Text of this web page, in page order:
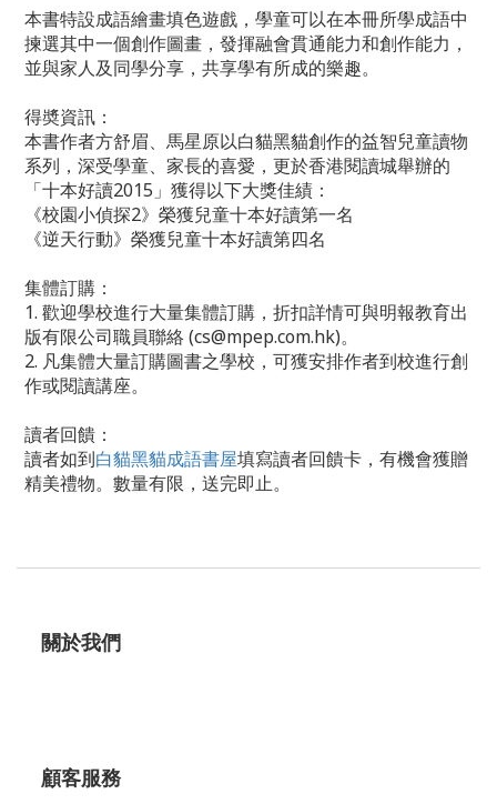
本書特設成語繪畫填色遊戲，學童可以在本冊所學成語中
揀選其中一個創作圖畫，發揮融會貫通能力和創作能力，
並與家人及同學分享，共享學有所成的樂趣。
得奬資訊：
本書作者方舒眉、馬星原以白貓黑貓創作的益智兒童讀物
系列，深受學童、家長的喜愛，更於香港閱讀城舉辦的
「十本好讀2015」獲得以下大獎佳績：
《校園小偵探2》榮獲兒童十本好讀第一名
《逆天行動》榮獲兒童十本好讀第四名
集體訂購：
1. 歡迎學校進行大量集體訂購，折扣詳情可與明報教育出
版有限公司職員聯絡 (cs@mpep.com.hk)。
2. 凡集體大量訂購圖書之學校，可獲安排作者到校進行創
作或閱讀講座。
讀者回饋：
讀者如到白貓黑貓成語書屋填寫讀者回饋卡，有機會獲贈
精美禮物。數量有限，送完即止。
關於我們
顧客服務